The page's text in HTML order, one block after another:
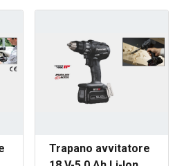
Trapano avvitatore